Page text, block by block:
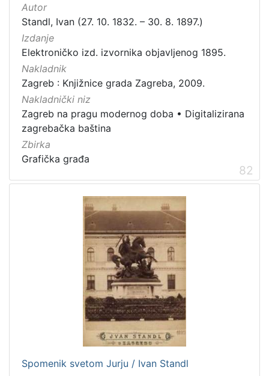
Autor
Standl, Ivan (27. 10. 1832. – 30. 8. 1897.)
Izdanje
Elektroničko izd. izvornika objavljenog 1895.
Nakladnik
Zagreb : Knjižnice grada Zagreba, 2009.
Nakladnički niz
Zagreb na pragu modernog doba • Digitalizirana
zagrebačka baština
Zbirka
Grafička građa
82
Spomenik svetom Jurju / Ivan Standl